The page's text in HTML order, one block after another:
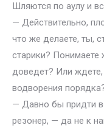
Шляются по аулу и
— Действительно,
что же делаете, ты,
старики?
доведет? Или
водворения
— Давно бы придти
резонер, — да не к